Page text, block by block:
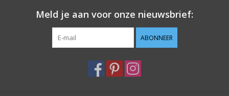
Meld je aan voor onze nieuwsbrief:
ABONNEER